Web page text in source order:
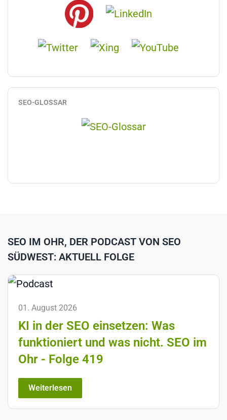
SEO-GLOSSAR
SEO IM OHR, DER PODCAST VON SEO
SÜDWEST: AKTUELL FOLGE
01. August 2026
KI in der SEO einsetzen: Was
funktioniert und was nicht. SEO im
Ohr - Folge 419
Weiterlesen